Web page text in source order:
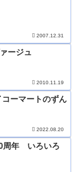
2007.12.31
ージュ
2010.11.19
ーマートのずん
2022.08.20
周年 いろいろ